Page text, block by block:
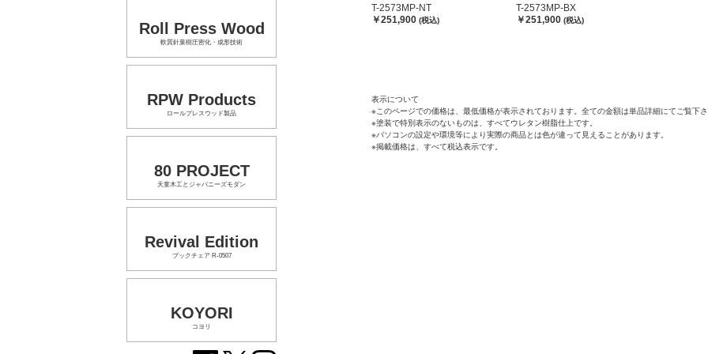
T-2573MP-NT
￥251,900 (税込)
T-2573MP-BX
￥251,900 (税込)
表示について
※このページでの価格は、最低価格が表示されております。全ての金額は単品詳細にてご覧下
※塗装で特別表示のないものは、すべてウレタン樹脂仕上です。
※パソコンの設定や環境等により実際の商品とは色が違って見えることがあります。
※掲載価格は、すべて税込表示です。
Roll Press Wood
軟質針葉樹圧密化・成形技術
RPW Products
ロールプレスウッド製品
80 PROJECT
天童木工とジャパニーズモダン
Revival Edition
ブックチェア R-0507
KOYORI
コヨリ